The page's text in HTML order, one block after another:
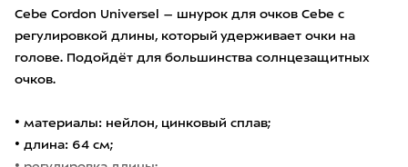
Cebe Cordon Universel – шнурок для очков Cebe с
регулировкой длины, который удерживает очки на
голове. Подойдёт для большинства солнцезащитных
очков.
• материалы: нейлон, цинковый сплав;
• длина: 64 см;